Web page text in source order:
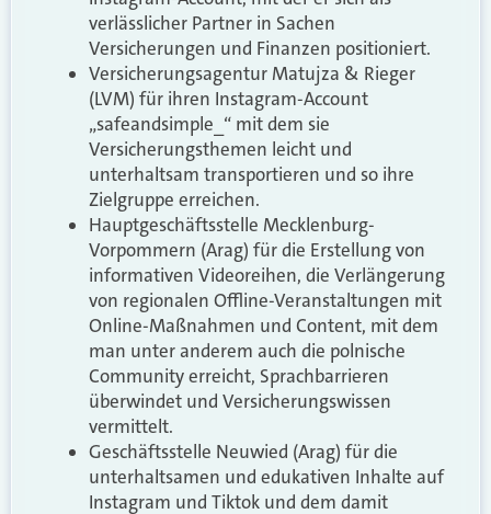
verlässlicher Partner in Sachen
Versicherungen und Finanzen positioniert.
Versicherungsagentur Matujza & Rieger
(LVM) für ihren Instagram-Account
„safeandsimple_“ mit dem sie
Versicherungsthemen leicht und
unterhaltsam transportieren und so ihre
Zielgruppe erreichen.
Hauptgeschäftsstelle Mecklenburg-
Vorpommern (Arag) für die Erstellung von
informativen Videoreihen, die Verlängerung
von regionalen Offline-Veranstaltungen mit
Online-Maßnahmen und Content, mit dem
man unter anderem auch die polnische
Community erreicht, Sprachbarrieren
überwindet und Versicherungswissen
vermittelt.
Geschäftsstelle Neuwied (Arag) für die
unterhaltsamen und edukativen Inhalte auf
Instagram und Tiktok und dem damit